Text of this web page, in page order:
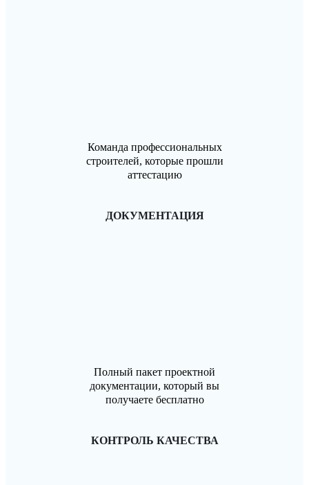
Команда профессиональных
строителей, которые прошли
аттестацию
ДОКУМЕНТАЦИЯ
Полный пакет проектной
документации, который вы
получаете бесплатно
КОНТРОЛЬ КАЧЕСТВА